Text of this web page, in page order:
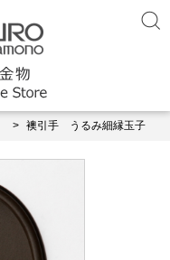
襖引手 うるみ細縁玉子